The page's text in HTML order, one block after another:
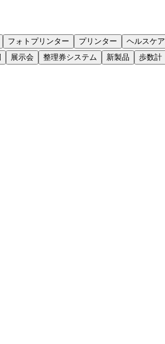
フォトプリンター プリンター ヘルスケア
展示会 整理券システム 新製品 歩数計